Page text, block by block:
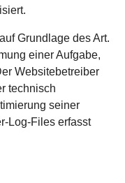
Grundlage des Art.
einer Aufgabe,
Websitebetreiber
technisch
seiner
Log-Files erfasst